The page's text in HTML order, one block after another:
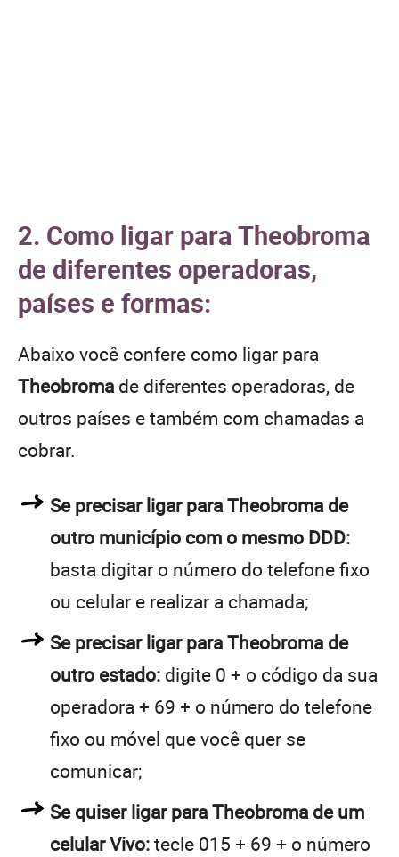
2. Como ligar para Theobroma
de diferentes operadoras,
países e formas:
Abaixo você confere como ligar para
Theobroma de diferentes operadoras, de
outros países e também com chamadas a
cobrar.
Se precisar ligar para Theobroma de
outro município com o mesmo DDD:
basta digitar o número do telefone fixo
ou celular e realizar a chamada;
Se precisar ligar para Theobroma de
outro estado: digite 0 + o código da sua
operadora + 69 + o número do telefone
fixo ou móvel que você quer se
comunicar;
Se quiser ligar para Theobroma de um
celular Vivo:tecle 015 + 69 + o número